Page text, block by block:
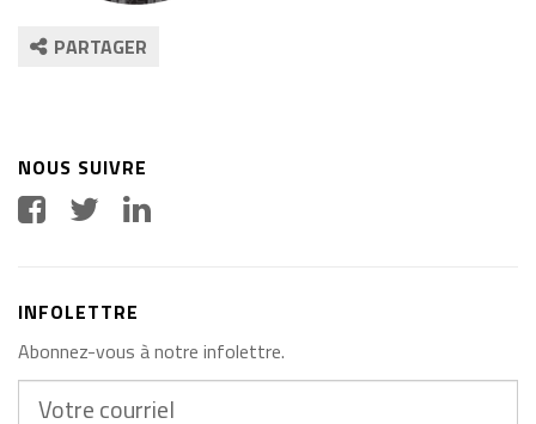
PARTAGER
NOUS SUIVRE
INFOLETTRE
Abonnez-vous à notre infolettre.